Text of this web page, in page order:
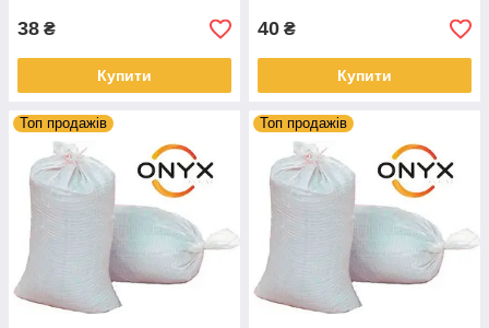
38 ₴
Купити
40 ₴
Купити
Топ продажів Топ продажів